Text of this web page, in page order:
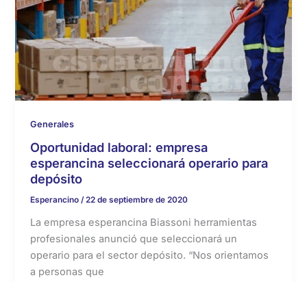
Generales
Oportunidad laboral: empresa
esperancina seleccionará operario para
depósito
Esperancino/22 de septiembre de 2020
La empresa esperancina Biassoni herramientas
profesionales anunció que seleccionará un
operario para el sector depósito. “Nos orientamos
a personas que